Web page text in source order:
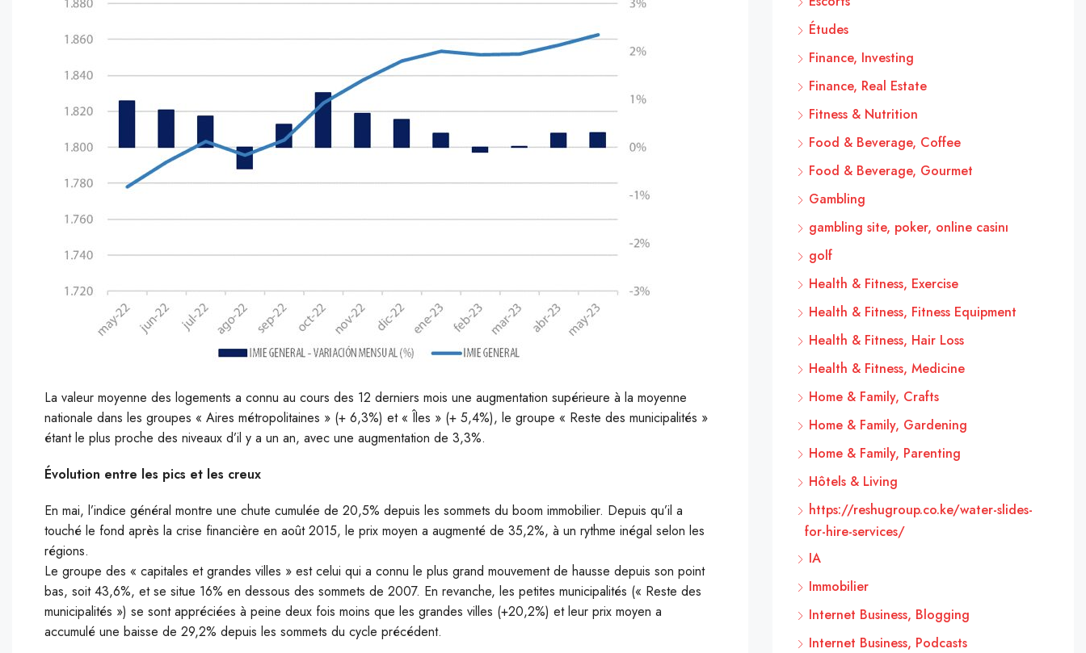
La valeur moyenne des logements a connu au cours des 12 derniers mois une augmentation supérieure à la moyenne
nationale dans les groupes « Aires métropolitaines » (+ 6,3%) et « Îles » (+ 5,4%), le groupe « Reste des municipalités »
étant le plus proche des niveaux d’il y a un an, avec une augmentation de 3,3%.
Évolution entre les pics et les creux
En mai, l’indice général montre une chute cumulée de 20,5% depuis les sommets du boom immobilier. Depuis qu’il a
touché le fond après la crise financière en août 2015, le prix moyen a augmenté de 35,2%, à un rythme inégal selon les
régions.
Le groupe des « capitales et grandes villes » est celui qui a connu le plus grand mouvement de hausse depuis son point
bas, soit 43,6%, et se situe 16% en dessous des sommets de 2007. En revanche, les petites municipalités (« Reste des
municipalités ») se sont appréciées à peine deux fois moins que les grandes villes (+20,2%) et leur prix moyen a
accumulé une baisse de 29,2% depuis les sommets du cycle précédent.
Études
Finance, Investing
Finance, Real Estate
Fitness & Nutrition
Food & Beverage, Coffee
Food & Beverage, Gourmet
Gambling
gambling site, poker, online casinı
golf
Health & Fitness, Exercise
Health & Fitness, Fitness Equipment
Health & Fitness, Hair Loss
Health & Fitness, Medicine
Home & Family, Crafts
Home & Family, Gardening
Home & Family, Parenting
Hôtels & Living
https://reshugroup.co.ke/water-slides-
for-hire-services/
IA
Immobilier
Internet Business, Blogging
Internet Business, Podcasts